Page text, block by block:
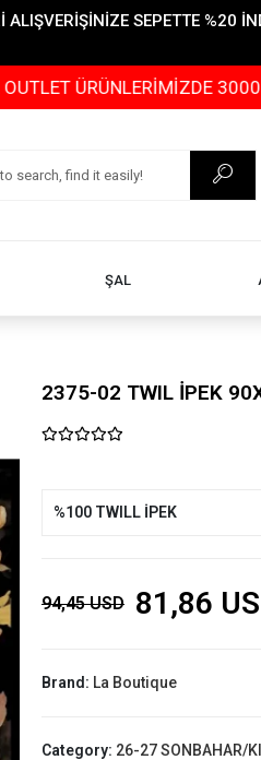
SEPETTE %20
3000 TL ve
ŞAL
2375-02 TWIL İPEK
%100 TWILL İPEK
94,45 USD 81,86
Brand: La Boutique
Category: 26-27 SONBAHAR/